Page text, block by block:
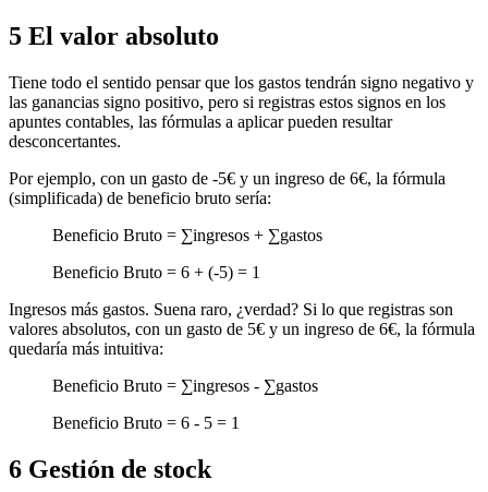
5 El valor absoluto
Tiene todo el sentido pensar que los gastos tendrán signo negativo y
las ganancias signo positivo, pero si registras estos signos en los
apuntes contables, las fórmulas a aplicar pueden resultar
desconcertantes.
Por ejemplo, con un gasto de -5€ y un ingreso de 6€, la fórmula
(simplificada) de beneficio bruto sería:
Beneficio Bruto = ∑ingresos + ∑gastos
Beneficio Bruto = 6 + (-5) = 1
Ingresos más gastos. Suena raro, ¿verdad? Si lo que registras son
valores absolutos, con un gasto de 5€ y un ingreso de 6€, la fórmula
quedaría más intuitiva:
Beneficio Bruto = ∑ingresos - ∑gastos
Beneficio Bruto = 6 - 5 = 1
6 Gestión de stock